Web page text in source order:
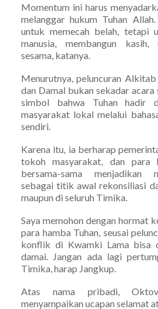
Momentum ini harus
melanggar hukum Tuhan
untuk memecah belah, tetapi
manusia, membangun kasih,
sesama, katanya.
Menurutnya, peluncuran
dan Damal bukan sekadar acara
simbol bahwa Tuhan hadir
masyarakat lokal melalui
sendiri.
Karena itu, ia berharap
tokoh masyarakat, dan para
bersama-sama menjadikan
sebagai titik awal rekonsiliasi
maupun di seluruh Timika.
Saya memohon dengan hormat
para hamba Tuhan, seusai
konflik di Kwamki Lama bisa
damai. Jangan ada lagi
Timika, harap Jangkup.
Atas nama pribadi,
menyampaikan ucapan selamat